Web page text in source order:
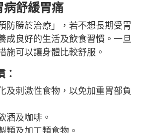
病舒緩胃痛
防勝於治療」，若不想長期受胃
成良好的生活及飲食習慣。一旦
施可以讓身體比較舒服。
：
及刺激性食物，以免加重胃部負
酒及咖啡。
類及加工類食物。